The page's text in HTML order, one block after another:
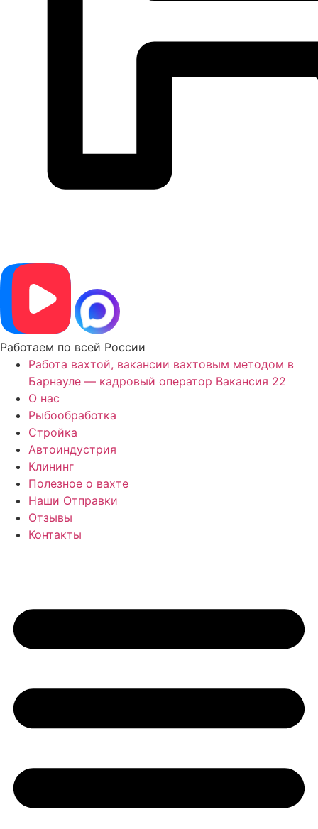
Работаем по всей России
Работа вахтой, вакансии вахтовым методом в
Барнауле — кадровый оператор Вакансия 22
О нас
Рыбообработка
Стройка
Автоиндустрия
Клининг
Полезное о вахте
Наши Отправки
Отзывы
Контакты